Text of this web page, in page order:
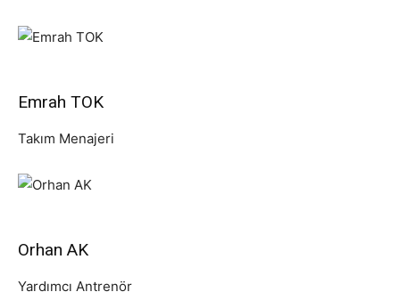
Emrah TOK
Takım Menajeri
Orhan AK
Yardımcı Antrenör